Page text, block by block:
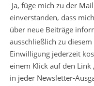
Ja, füge mich zu der
einverstanden, dass
über neue Beiträge
ausschließlich zu
Einwilligung jederzeit
einem Klick auf den
in jeder Newsletter-